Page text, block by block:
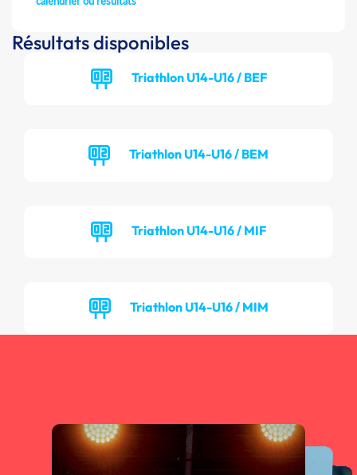
Résultats disponibles
Triathlon U14-U16 / BEF
Triathlon U14-U16 / BEM
Triathlon U14-U16 / MIF
Triathlon U14-U16 / MIM